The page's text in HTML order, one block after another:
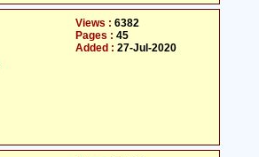
Views : 6382
Pages : 45
Added : 27-Jul-2020